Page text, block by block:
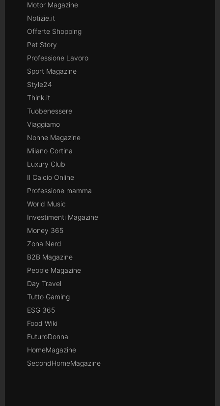
Motor Magazine
Notizie.it
Offerte Shopping
Pet Story
Professione Lavoro
Sport Magazine
Style24
Think.it
Tuobenessere
Viaggiamo
Nonne Magazine
Milano Cortina
Luxury Club
Il Calcio Online
Professione mamma
World Music
Investimenti Magazine
Money 365
Zona Nerd
B2B Magazine
People Magazine
Day Travel
Tutto Gaming
ESG 365
Food Wiki
FuturoDonna
HomeMagazine
SecondHomeMagazine